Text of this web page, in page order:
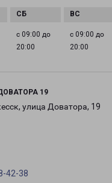
с 09:00 до
20:00
с 09:00 до
20:00
19
улица Доватора, 19
42-38